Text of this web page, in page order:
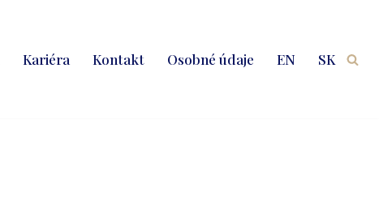
Kariéra Kontakt Osobné údaje EN SK